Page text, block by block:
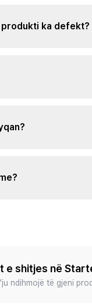
ka defekt?
e shitjes në
ndihmojë të gjeni